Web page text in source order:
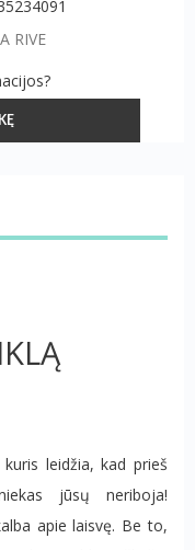
RIVE
leidžia, kad prieš
jūsų neriboja!
apie laisvę. Be to,